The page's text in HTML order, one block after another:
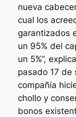
nueva
cual los
garantizados
un 95% del
un 5%”,
pasado 17 de
compañía
chollo y
bonos